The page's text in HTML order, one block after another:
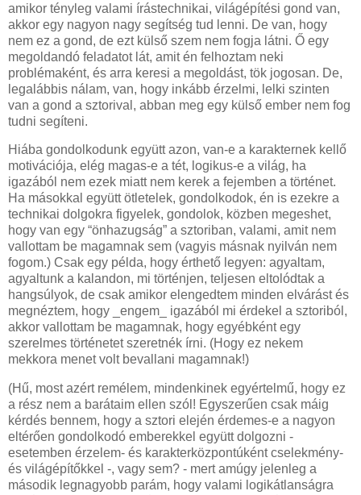
amikor tényleg valami írástechnikai, világépítési gond van,
akkor egy nagyon nagy segítség tud lenni. De van, hogy
nem ez a gond, de ezt külső szem nem fogja látni. Ő egy
megoldandó feladatot lát, amit én felhoztam neki
problémaként, és arra keresi a megoldást, tök jogosan. De,
legalábbis nálam, van, hogy inkább érzelmi, lelki szinten
van a gond a sztorival, abban meg egy külső ember nem fog
tudni segíteni.
Hiába gondolkodunk együtt azon, van-e a karakternek kellő
motivációja, elég magas-e a tét, logikus-e a világ, ha
igazából nem ezek miatt nem kerek a fejemben a történet.
Ha másokkal együtt ötletelek, gondolkodok, én is ezekre a
technikai dolgokra figyelek, gondolok, közben megeshet,
hogy van egy “önhazugság” a sztoriban, valami, amit nem
vallottam be magamnak sem (vagyis másnak nyilván nem
fogom.) Csak egy példa, hogy érthető legyen: agyaltam,
agyaltunk a kalandon, mi történjen, teljesen eltolódtak a
hangsúlyok, de csak amikor elengedtem minden elvárást és
megnéztem, hogy _engem_ igazából mi érdekel a sztoriból,
akkor vallottam be magamnak, hogy egyébként egy
szerelmes történetet szeretnék írni. (Hogy ez nekem
mekkora menet volt bevallani magamnak!)
(Hű, most azért remélem, mindenkinek egyértelmű, hogy ez
a rész nem a barátaim ellen szól! Egyszerűen csak máig
kérdés bennem, hogy a sztori elején érdemes-e a nagyon
eltérően gondolkodó emberekkel együtt dolgozni -
esetemben érzelem- és karakterközpontúként cselekmény-
és világépítőkkel -, vagy sem? - mert amúgy jelenleg a
második legnagyobb parám, hogy valami logikátlanságra